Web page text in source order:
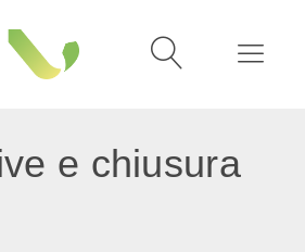
e chiusura